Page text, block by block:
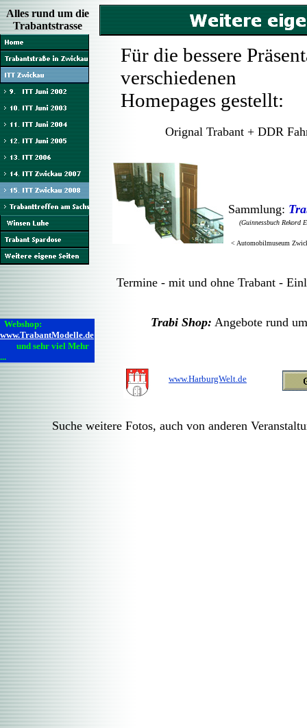
Alles rund um die
Trabantstrasse
Webshop:
www.TrabantModelle.de
und sehr viel Mehr
...
Für die bessere
verschiedenen
Homepages gestellt:
Orignal Trabant + DDR
Sammlung:
(Guinnessbuch
< Automobilmuseum
Termine - mit und ohne Trabant -
Trabi Shop: Angebote rund
www.HarburgWelt.de
Suche weitere Fotos, auch von anderen